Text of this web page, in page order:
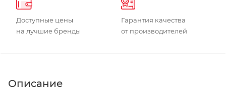
Доступные цены
на лучшие бренды
Гарантия качества
от производителей
Описание